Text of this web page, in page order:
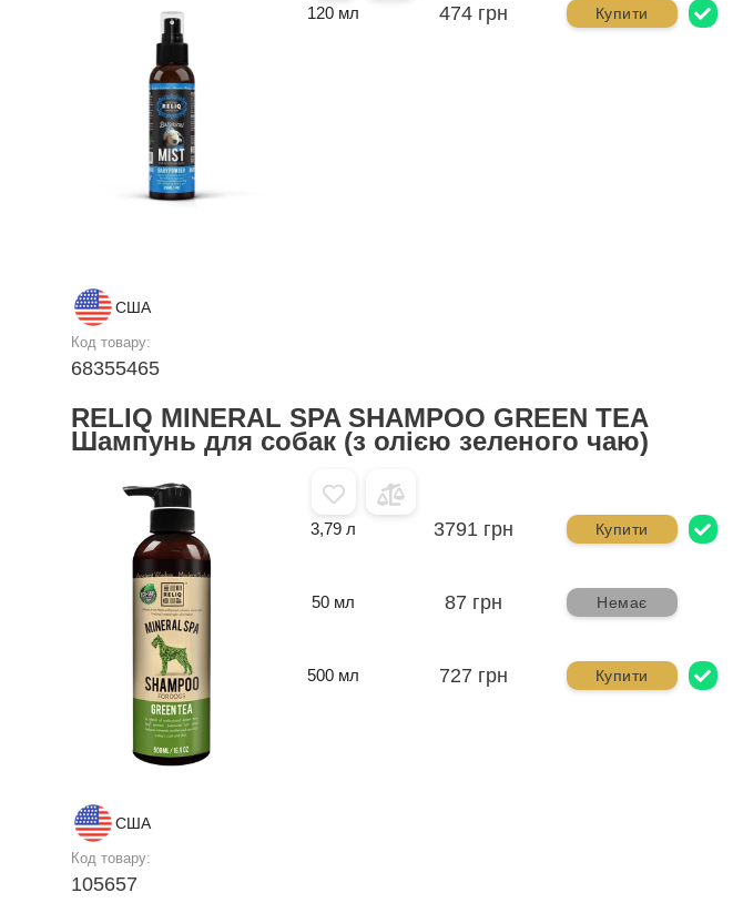
США
Код товару:
68355465
120 мл 474 грн Купити
RELIQ MINERAL SPA SHAMPOO GREEN TEA
Шампунь для собак (з олією зеленого чаю)
США
Код товару:
105657
3,79 л 3791 грн Купити
50 мл 87 грн Немає
500 мл 727 грн Купити